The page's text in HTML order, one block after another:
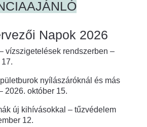
Napok 2026
vízszigetelések rendszerben –
nyílászáróknál és más
2026. október 15.
új kihívásokkal – tűzvédelem
12.